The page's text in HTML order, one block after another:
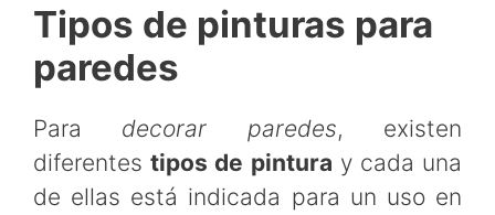
Tipos de pinturas para
paredes
Para decorar paredes, existen
diferentestipos de pintura y cada una
de ellas está indicada para un uso en